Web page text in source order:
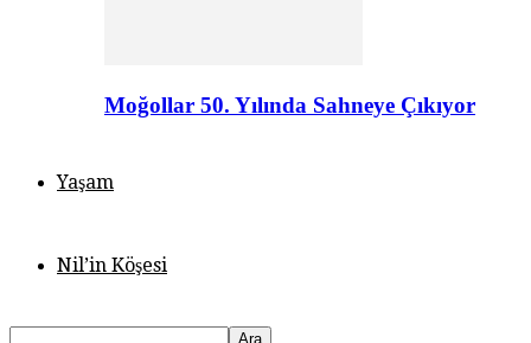
Moğollar 50. Yılında Sahneye Çıkıyor
Yaşam
Nil’in Köşesi